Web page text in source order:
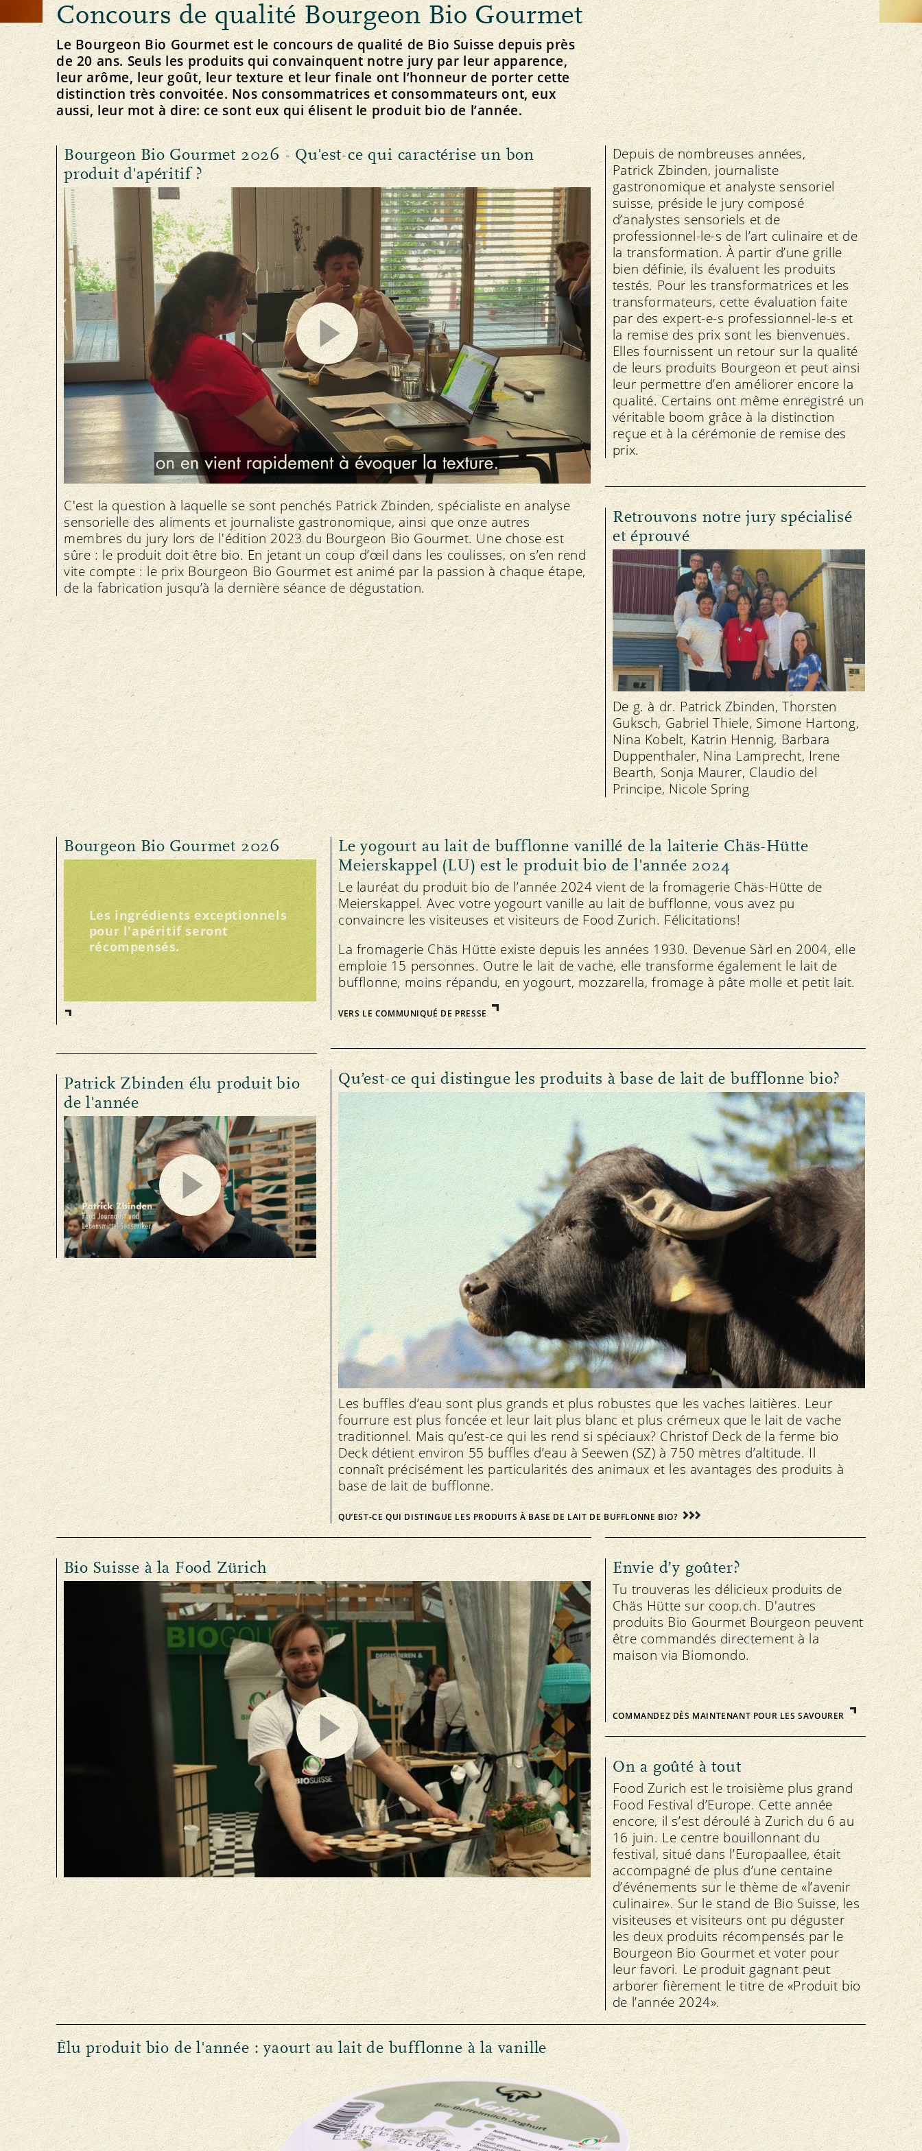
Principe Bourgeon
Notre marque
Santé animale
Protection des ressources
Plantes
Eau
Climat
Équité
Marché
Prix
Transparence
Directives
Contrôle
Importations
Assurance qualité
Élevage animal et affouragement
Importation
Politique
Concept directeur et vision
Strategie
Assemblée des délégués
Médias
Communiqués de presse
Téléchargement des photos
Téléchargement des logos
Service
Offres d’emploi
Organe de médiation
Fédération interne
Extranet
Cahier des charges
FNRB
Marchés régionaux
Bio-Symposium
Actualités Le plaisir bio près de chez vous
Bio Cuisine
Magasins spécialisés bio
Recettes Bourgeon
S’ABONNER À LA NEWSLETTER
Concours de qualité Bourgeon Bio Gourmet
Le Bourgeon Bio Gourmet est le concours de qualité de Bio Suisse depuis près
de 20 ans. Seuls les produits qui convainquent notre jury par leur apparence,
leur arôme, leur goût, leur texture et leur finale ont l’honneur de porter cette
distinction très convoitée. Nos consommatrices et consommateurs ont, eux
aussi, leur mot à dire: ce sont eux qui élisent le produit bio de l’année.
Bourgeon Bio Gourmet 2026 - Qu'est-ce qui caractérise un bon
produit d'apéritif ?
C'est la question à laquelle se sont penchés Patrick Zbinden, spécialiste en analyse
sensorielle des aliments et journaliste gastronomique, ainsi que onze autres
membres du jury lors de l'édition 2023 du Bourgeon Bio Gourmet. Une chose est
sûre : le produit doit être bio. En jetant un coup d’œil dans les coulisses, on s’en rend
vite compte : le prix Bourgeon Bio Gourmet est animé par la passion à chaque étape,
de la fabrication jusqu’à la dernière séance de dégustation.
Depuis de nombreuses années,
Patrick Zbinden, journaliste
gastronomique et analyste sensoriel
suisse, préside le jury composé
d’analystes sensoriels et de
professionnel-le-s de l’art culinaire et de
la transformation. À partir d’une grille
bien définie, ils évaluent les produits
testés. Pour les transformatrices et les
transformateurs, cette évaluation faite
par des expert-e-s professionnel-le-s et
la remise des prix sont les bienvenues.
Elles fournissent un retour sur la qualité
de leurs produits Bourgeon et peut ainsi
leur permettre d’en améliorer encore la
qualité. Certains ont même enregistré un
véritable boom grâce à la distinction
reçue et à la cérémonie de remise des
prix.
Retrouvons notre jury spécialisé
et éprouvé
De g. à dr. Patrick Zbinden, Thorsten
Guksch, Gabriel Thiele, Simone Hartong,
Nina Kobelt, Katrin Hennig, Barbara
Duppenthaler, Nina Lamprecht, Irene
Bearth, Sonja Maurer, Claudio del
Principe, Nicole Spring
Bourgeon Bio Gourmet 2026
Les ingrédients exceptionnels
pour l'apéritif seront
récompensés.
Le yogourt au lait de bufflonne vanillé de la laiterie Chäs-Hütte
Meierskappel (LU) est le produit bio de l'année 2024
Le lauréat du produit bio de l’année 2024 vient de la fromagerie Chäs-Hütte de
Meierskappel. Avec votre yogourt vanille au lait de bufflonne, vous avez pu
convaincre les visiteuses et visiteurs de Food Zurich. Félicitations!
La fromagerie Chäs Hütte existe depuis les années 1930. Devenue Sàrl en 2004, elle
emploie 15 personnes. Outre le lait de vache, elle transforme également le lait de
bufflonne, moins répandu, en yogourt, mozzarella, fromage à pâte molle et petit lait.
VERS LE COMMUNIQUÉ DE PRESSE
Qu’est-ce qui distingue les produits à base de lait de bufflonne bio?
Les buffles d’eau sont plus grands et plus robustes que les vaches laitières. Leur
fourrure est plus foncée et leur lait plus blanc et plus crémeux que le lait de vache
traditionnel. Mais qu’est-ce qui les rend si spéciaux? Christof Deck de la ferme bio
Deck détient environ 55 buffles d’eau à Seewen (SZ) à 750 mètres d’altitude. Il
connaît précisément les particularités des animaux et les avantages des produits à
base de lait de bufflonne.
QU’EST-CE QUI DISTINGUE LES PRODUITS À BASE DE LAIT DE BUFFLONNE BIO?
Patrick Zbinden élu produit bio
de l'année
Bio Suisse à la Food Zürich Envie d’y goûter?
Tu trouveras les délicieux produits de
Chäs Hütte sur coop.ch. D'autres
produits Bio Gourmet Bourgeon peuvent
être commandés directement à la
maison via Biomondo.
COMMANDEZ DÈS MAINTENANT POUR LES SAVOURER
On a goûté à tout
Food Zurich est le troisième plus grand
Food Festival d’Europe. Cette année
encore, il s’est déroulé à Zurich du 6 au
16 juin. Le centre bouillonnant du
festival, situé dans l’Europaallee, était
accompagné de plus d’une centaine
d’événements sur le thème de «l’avenir
culinaire». Sur le stand de Bio Suisse, les
visiteuses et visiteurs ont pu déguster
les deux produits récompensés par le
Bourgeon Bio Gourmet et voter pour
leur favori. Le produit gagnant peut
arborer fièrement le titre de «Produit bio
de l’année 2024».
Élu produit bio de l'année : yaourt au lait de bufflonne à la vanille